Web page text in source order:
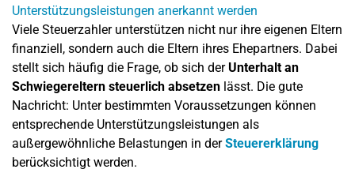
Viele Steuerzahler unterstützen nicht nur ihre eigenen Eltern
finanziell, sondern auch die Eltern ihres Ehepartners. Dabei
stellt sich häufig die Frage, ob sich der Unterhalt an
Schwiegereltern steuerlich absetzen lässt. Die gute
Nachricht: Unter bestimmten Voraussetzungen können
entsprechende Unterstützungsleistungen als
außergewöhnliche Belastungen in derSteuererklärung
berücksichtigt werden.